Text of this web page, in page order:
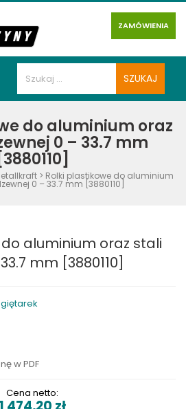
ZAMÓWIENIA
do aluminium oraz
0 – 33.7 mm
[3880110]
> Rolki plastikowe do aluminium
0 – 33.7 mm [3880110]
aluminium oraz stali
mm [3880110]
w PDF
Cena netto: